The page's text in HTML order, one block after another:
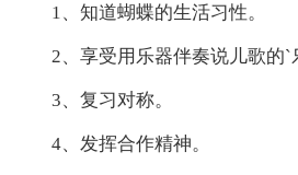
1、知道蝴蝶的生活习性。
2、享受用乐器伴奏说儿歌的`
3、复习对称。
4、发挥合作精神。